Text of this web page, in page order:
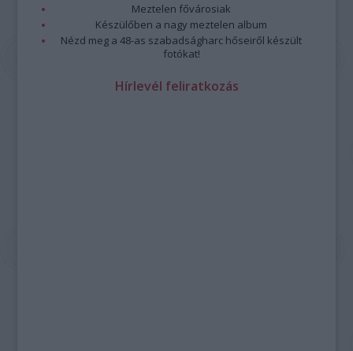
Meztelen fővárosiak
Készülőben a nagy meztelen album
Nézd meg a 48-as szabadságharc hőseiről készült
fotókat!
Hírlevél feliratkozás